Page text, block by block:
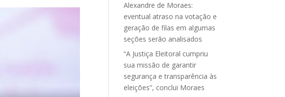
Alexandre de Moraes:
eventual atraso na votação e
geração de filas em algumas
seções serão analisados
“A Justiça Eleitoral cumpriu
sua missão de garantir
segurança e transparência às
eleições”, conclui Moraes